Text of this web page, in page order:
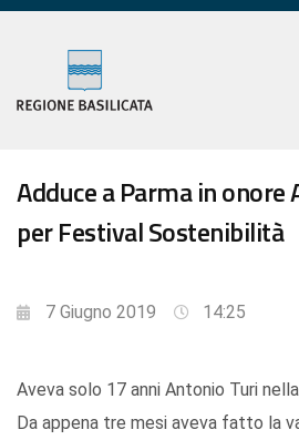
Adduce a Parma in onore
per Festival Sostenibilità
7 Giugno 2019 14:25
Aveva solo 17 anni Antonio Turi
Da appena tre mesi aveva fatto la